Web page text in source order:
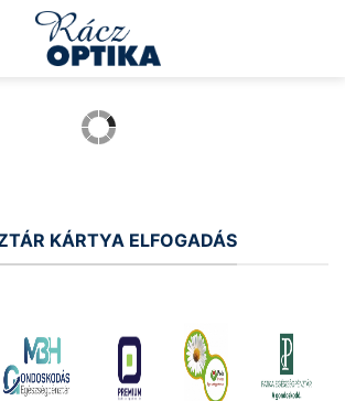
KÁRTYA ELFOGADÁS